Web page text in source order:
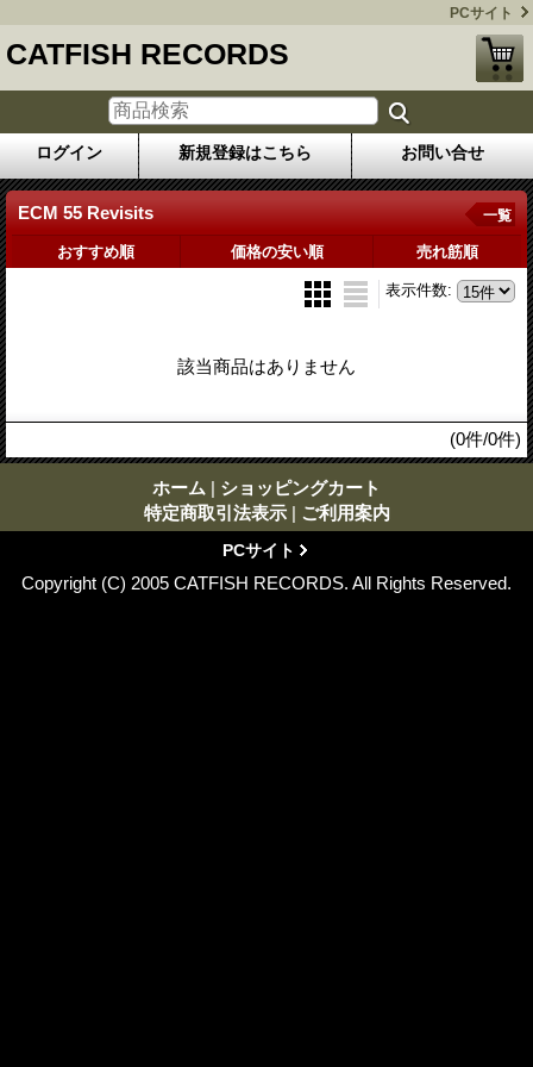
PCサイト
CATFISH RECORDS
ログイン 新規登録はこちら お問い合せ
ECM 55 Revisits 一覧
おすすめ順 価格の安い順 売れ筋順
表示件数:
該当商品はありません
(0件/0件)
ホーム | ショッピングカート
特定商取引法表示 | ご利用案内
PCサイト
Copyright (C) 2005 CATFISH RECORDS. All Rights Reserved.